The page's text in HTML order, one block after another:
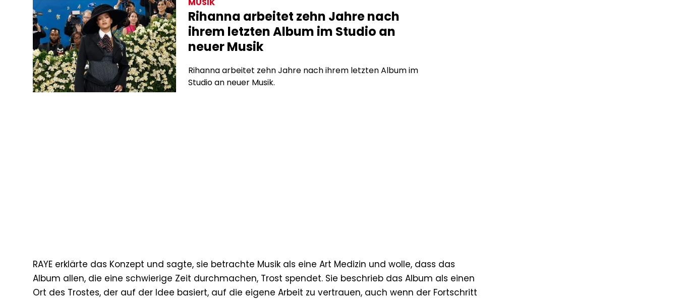
MUSIK
Rihanna arbeitet zehn Jahre nach
ihrem letzten Album im Studio an
neuer Musik
Rihanna arbeitet zehn Jahre nach ihrem letzten Album im
Studio an neuer Musik.
RAYE erklärte das Konzept und sagte, sie betrachte Musik als eine Art Medizin und wolle, dass das
Album allen, die eine schwierige Zeit durchmachen, Trost spendet. Sie beschrieb das Album als einen
Ort des Trostes, der auf der Idee basiert, auf die eigene Arbeit zu vertrauen, auch wenn der Fortschritt